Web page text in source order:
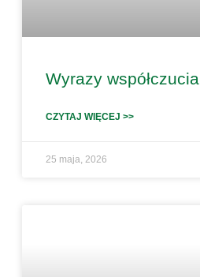
Wyrazy współczucia
CZYTAJ WIĘCEJ >>
25 maja, 2026